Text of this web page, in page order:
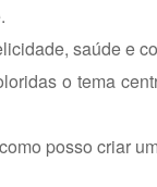
saúde e
o tema
posso criar